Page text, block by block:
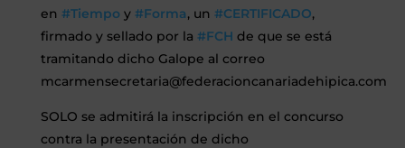
en #Tiempoy #Forma, un #CERTIFICADO,
firmado y sellado por la #FCH de que se está
tramitando dicho Galope al correo
mcarmensecretaria@federacioncanariadehipica.com
SOLO se admitirá la inscripción en el concurso
contra la presentación de dicho